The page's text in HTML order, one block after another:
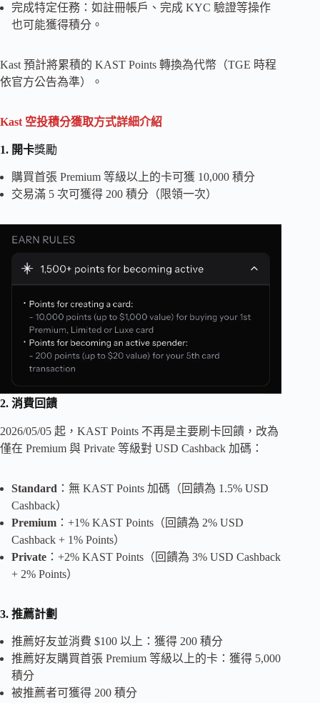
完成特定任務：如註冊帳戶、完成 KYC 驗證等操作
也可能獲得積分。
Kast 預計將累積的 KAST Points 轉換為代幣（TGE 時程
依官方公告為準）。
Kast 空投積分獲取方式詳細介紹
1. 開卡獎勵
購買首張 Premium 等級以上的卡可獲 10,000 積分
交易滿 5 次可獲得 200 積分（限領一次）
2. 消費回饋
2026/05/05 起，KAST Points 不再是主要刷卡回饋，改為
僅在 Premium 與 Private 等級對 USD Cashback 加碼：
Standard ：無 KAST Points 加碼（回饋為 1.5% USD
Cashback）
Premium ：+1% KAST Points（回饋為 2% USD
Cashback + 1% Points）
Private ：+2% KAST Points（回饋為 3% USD Cashback
+ 2% Points）
3. 推薦計劃
推薦好友並消費 $100 以上：獲得 200 積分
推薦好友購買首張 Premium 等級以上的卡：獲得 5,000
積分
被推薦者可獲得 200 積分